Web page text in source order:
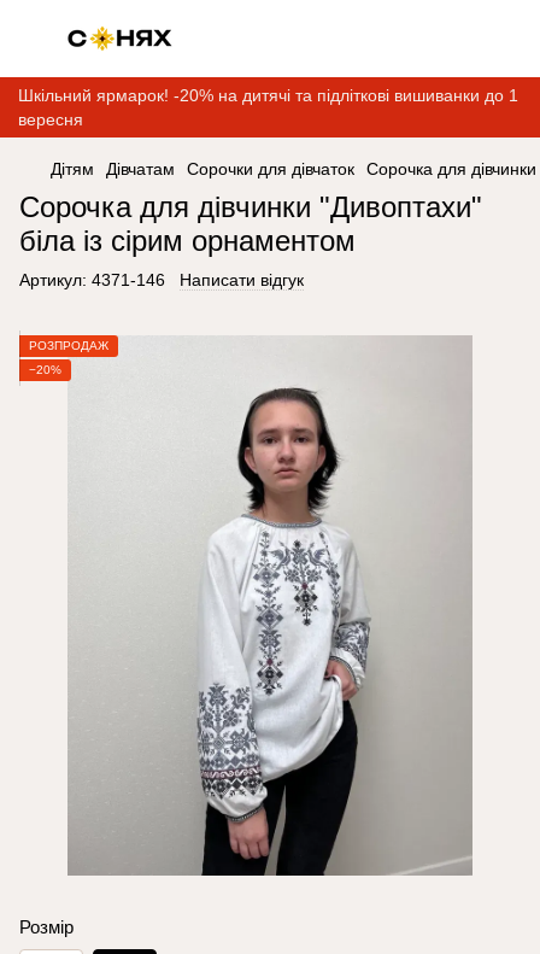
Шкільний ярмарок! -20% на дитячі та підліткові вишиванки до 1
вересня
Дітям Дівчатам Сорочки для дівчаток Сорочка для
Сорочка для дівчинки "Дивоптахи"
біла із сірим орнаментом
Артикул: 4371-146 Написати відгук
РОЗПРОДАЖ
−20%
Розмір